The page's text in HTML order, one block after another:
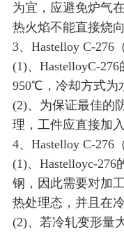
为宜，应避免炉气
热火焰不能直接烧向
3、Hastelloy C-276
(1)、HastelloyC-
950℃，冷却方式为
(2)、为保证最佳的
理，工件应直接加
4、Hastelloy C-276
(1)、Hastelloyc-
钢，因此需要对加
热处理态，并且在
(2)、若冷轧变形量